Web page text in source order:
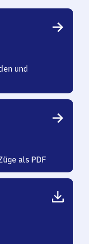
und
als PDF